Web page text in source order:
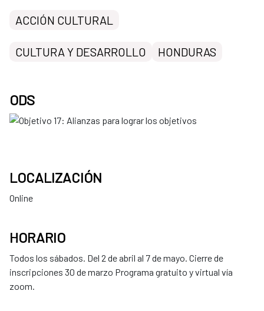
ACCIÓN CULTURAL
CULTURA Y DESARROLLO HONDURAS
ODS
LOCALIZACIÓN
Online
HORARIO
Todos los sábados. Del 2 de abril al 7 de mayo. Cierre de
inscripciones 30 de marzo Programa gratuito y virtual vía
zoom.